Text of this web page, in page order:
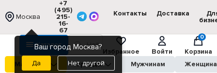
Москва
Ваш город Москва?
Нет, другой
+7
(495)
215-
16-
67
Контакты Доставка
Каталог
Избранное
Войти
0
Корзина
Магазины
Бренды Мужчинам